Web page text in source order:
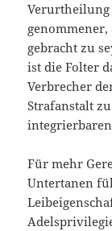
Verurtheilung
gebracht zu
ist die Folter
Verbrecher
Strafanstalt
Für mehr
Untertanen